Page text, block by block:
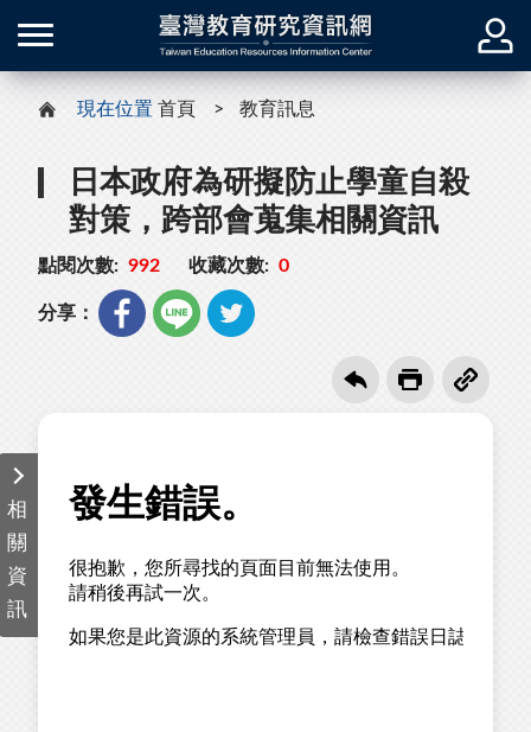
現在位置 首頁 教育訊息
日本政府為研擬防止學童自殺
對策，跨部會蒐集相關資訊
點閱次數: 992 收藏次數: 0
分享：
相
關
資
訊